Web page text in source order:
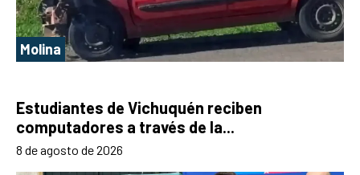
Molina
Estudiantes de Vichuquén reciben
computadores a través de la...
8 de agosto de 2026